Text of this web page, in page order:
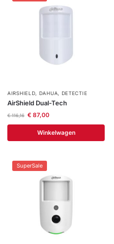
AIRSHIELD, DAHUA, DETECTIE
AirShield Dual-Tech
€116,16 €87,00
Winkelwagen
SuperSale